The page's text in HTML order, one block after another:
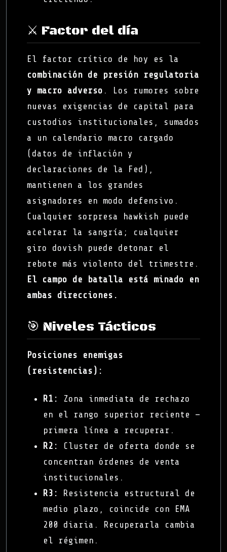
⚔️ Factor del día
El factor crítico de hoy es la
combinación de presión regulatoria
y macro adverso . Los rumores sobre
nuevas exigencias de capital para
custodios institucionales, sumados
a un calendario macro cargado
(datos de inflación y
declaraciones de la Fed),
mantienen a los grandes
asignadores en modo defensivo.
Cualquier sorpresa hawkish puede
acelerar la sangría; cualquier
giro dovish puede detonar el
rebote más violento del trimestre.
El campo de batalla está minado en
ambas direcciones.
🎯 Niveles Tácticos
Posiciones enemigas
(resistencias):
R1:
Zona inmediata de rechazo
en el rango superior reciente —
primera línea a recuperar.
R2:
Cluster de oferta donde se
concentran órdenes de venta
institucionales.
R3:
Resistencia estructural de
medio plazo, coincide con EMA
200 diaria. Recuperarla cambia
el régimen.